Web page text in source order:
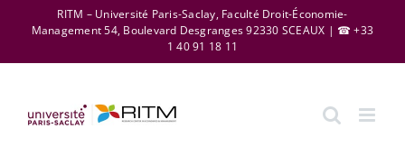
content
RITM – Université Paris-Saclay, Faculté Droit-Économie-
Management 54, Boulevard Desgranges 92330 SCEAUX | ☎ +33
1 40 91 18 11